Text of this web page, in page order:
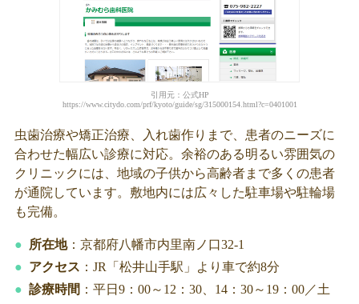
引用元：公式HP
https://www.citydo.com/prf/kyoto/guide/sg/315000154.html?c=0401001
虫歯治療や矯正治療、入れ歯作りまで、患者のニーズに
合わせた幅広い診療に対応。余裕のある明るい雰囲気の
クリニックには、地域の子供から高齢者まで多くの患者
が通院しています。敷地内には広々した駐車場や駐輪場
も完備。
所在地：京都府八幡市内里南ノ口32-1
アクセス ：JR「松井山手駅」より車で約8分
診療時間 ：平日9：00～12：30、14：30～19：00／土